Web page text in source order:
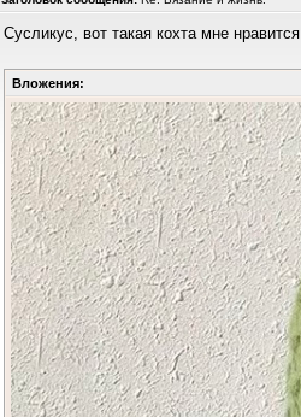
Сусликус, вот такая кохта мне
Вложения: